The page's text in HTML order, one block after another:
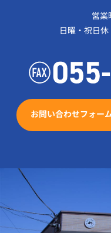
営業
日曜・祝日休
お問い合わせフォー